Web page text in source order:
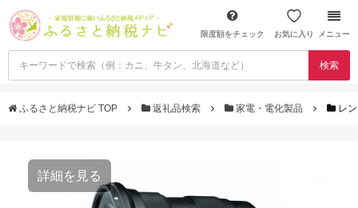
限度額をチェック お気に入り メニュー
検索
ふるさと納税ナビ TOP 返礼品検索 家電・電化製品 レ
詳細を見る